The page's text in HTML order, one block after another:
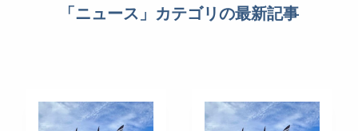
「ニュース」カテゴリの最新記事